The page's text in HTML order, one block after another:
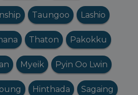
Taungoo Lashio
Thaton Pakokku
Myeik Pyin Oo Lwin
Hinthada Sagaing